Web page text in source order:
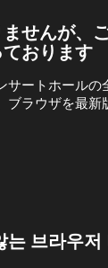
せんが、
おります
サートホールの
ブラウザを最新
는 브라우저